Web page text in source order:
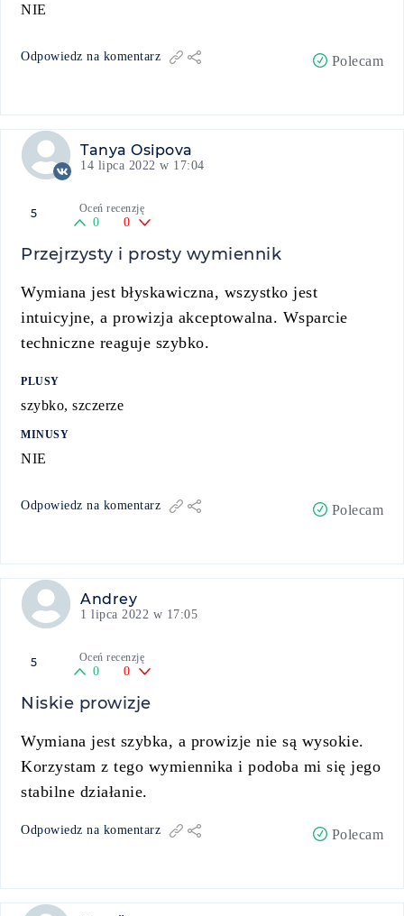
NIE
Odpowiedz na komentarz Polecam
Tanya Osipova
14 lipca 2022 w 17:04
5 Oceń recenzję
0 0
Przejrzysty i prosty wymiennik
Wymiana jest błyskawiczna, wszystko jest
intuicyjne, a prowizja akceptowalna. Wsparcie
techniczne reaguje szybko.
PLUSY
szybko, szczerze
MINUSY
NIE
Odpowiedz na komentarz Polecam
Andrey
1 lipca 2022 w 17:05
5 Oceń recenzję
0 0
Niskie prowizje
Wymiana jest szybka, a prowizje nie są wysokie.
Korzystam z tego wymiennika i podoba mi się jego
stabilne działanie.
Odpowiedz na komentarz Polecam